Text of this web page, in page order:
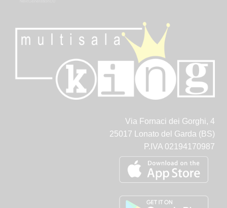
Via Fornaci dei Gorghi, 4
25017 Lonato del Garda (BS)
P.IVA 02194170987